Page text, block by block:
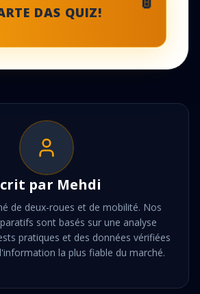
DAS QUIZ!
par Mehdi
de deux-roues et de mobilité. Nos
sont basés sur une analyse
pratiques et des données vérifiées
la plus fiable du marché.